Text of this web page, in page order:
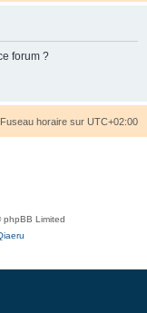
c
h
forum ?
Fuseau horaire sur UTC+02:00
Limited